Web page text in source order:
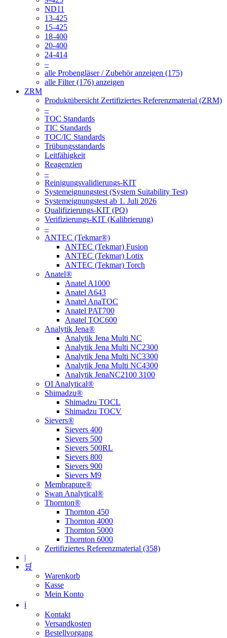
ND11
13-425
15-425
18-400
20-400
24-414
–
alle Probengläser / Zubehör anzeigen (175)
alle Filter (176) anzeigen
ZRM
Produktübersicht Zertifiziertes Referenzmaterial (ZRM)
–
TOC Standards
TIC Standards
TOC/IC Standards
Trübungsstandards
Leitfähigkeit
Reagenzien
–
Reinigungsvalidierungs-KIT
Systemeignungstest (System Suitability Test)
Systemeignungstest ab 1. Juli 2026
Qualifizierungs-KIT (PQ)
Verifizierungs-KIT (Kalibrierung)
–
ANTEC (Tekmar®)
ANTEC (Tekmar) Fusion
ANTEC (Tekmar) Lotix
ANTEC (Tekmar) Torch
Anatel®
Anatel A1000
Anatel A643
Anatel AnaTOC
Anatel PAT700
Anatel TOC600
Analytik Jena®
Analytik Jena Multi NC
Analytik Jena Multi NC2300
Analytik Jena Multi NC3300
Analytik Jena Multi NC4300
Analytik JenaNC2100 3100
OI Analytical®
Shimadzu®
Shimadzu TOCL
Shimadzu TOCV
Sievers®
Sievers 400
Sievers 500
Sievers 500RL
Sievers 800
Sievers 900
Sievers M9
Membrapure®
Swan Analytical®
Thornton®
Thornton 450
Thornton 4000
Thornton 5000
Thornton 6000
Zertifiziertes Referenzmaterial (358)
|
🛒
Warenkorb
Kasse
Mein Konto
ℹ️
Kontakt
Versandkosten
Bestellvorgang